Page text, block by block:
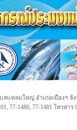
แหลมใหญ่ อำเภอเมืองฯ จั
77-1480, 77-1481 โทรสาร